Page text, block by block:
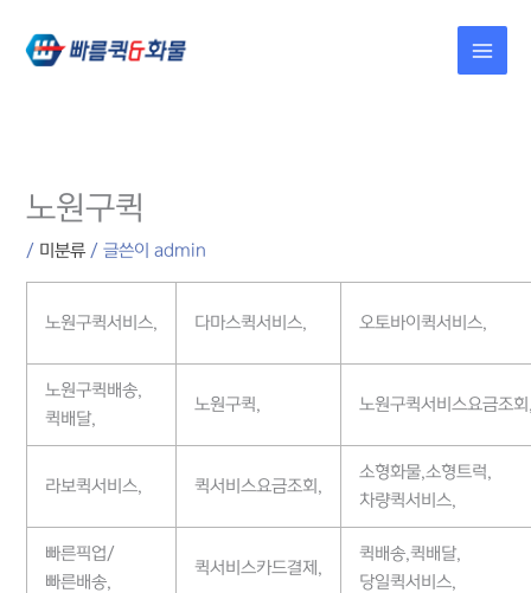
건너뛰기
노원구퀵
/ 미분류 / 글쓴이admin
노원구퀵서비스, 다마스퀵서비스, 오토바이퀵서비스,
노원구퀵배송,
퀵배달,
노원구퀵, 노원구퀵서비스요금조
라보퀵서비스, 퀵서비스요금조회,
소형화물,소형트럭,
차량퀵서비스,
빠른픽업/
빠른배송,
퀵서비스카드결제,
퀵배송,퀵배달,
당일퀵서비스,